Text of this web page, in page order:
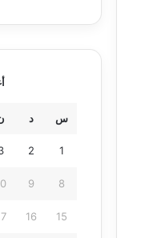
س د
1
2
8
9
15
16